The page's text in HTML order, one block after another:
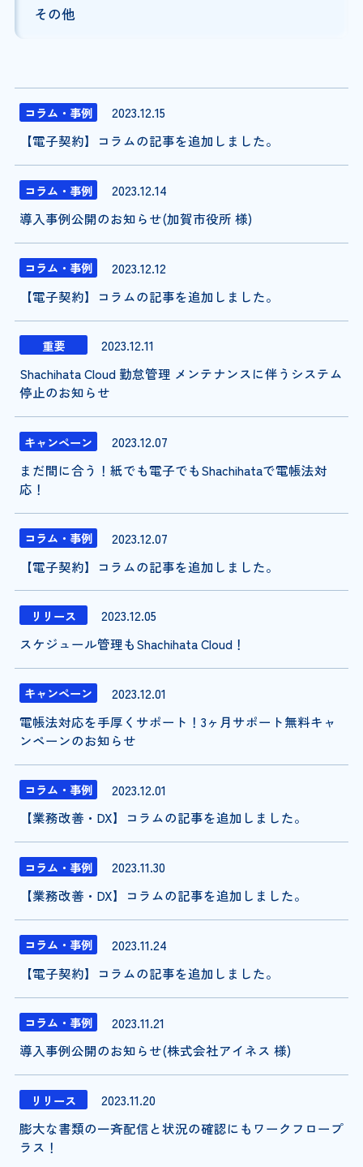
コラム・事例
2023.12.15
【電子契約】コラムの記事を追加しました。
コラム・事例
2023.12.14
導入事例公開のお知らせ(加賀市役所 様)
コラム・事例
2023.12.12
【電子契約】コラムの記事を追加しました。
重要
2023.12.11
Shachihata Cloud 勤怠管理 メンテナンスに伴うシステム
停止のお知らせ
キャンペーン
2023.12.07
まだ間に合う！紙でも電子でもShachihataで電帳法対
応！
コラム・事例
2023.12.07
【電子契約】コラムの記事を追加しました。
リリース
2023.12.05
スケジュール管理もShachihata Cloud！
キャンペーン
2023.12.01
電帳法対応を手厚くサポート！3ヶ月サポート無料キャ
ンペーンのお知らせ
コラム・事例
2023.12.01
【業務改善・DX】コラムの記事を追加しました。
コラム・事例
2023.11.30
【業務改善・DX】コラムの記事を追加しました。
コラム・事例
2023.11.24
【電子契約】コラムの記事を追加しました。
コラム・事例
2023.11.21
導入事例公開のお知らせ(株式会社アイネス 様)
リリース
2023.11.20
膨大な書類の一斉配信と状況の確認にもワークフロープ
ラス！
その他